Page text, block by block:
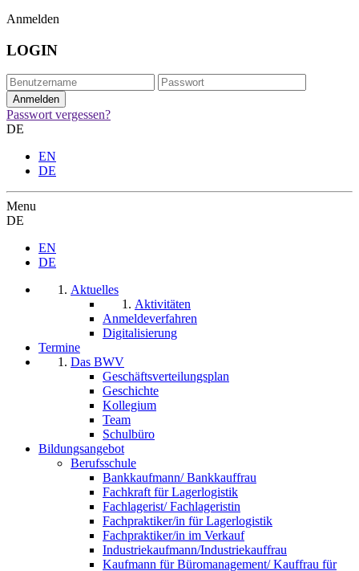
Anmelden
LOGIN
Passwort vergessen?
DE
EN
DE
Menu
DE
EN
DE
Aktuelles
Aktivitäten
Anmeldeverfahren
Digitalisierung
Termine
Das BWV
Geschäftsverteilungsplan
Geschichte
Kollegium
Team
Schulbüro
Bildungsangebot
Berufsschule
Bankkaufmann/ Bankkauffrau
Fachkraft für Lagerlogistik
Fachlagerist/ Fachlageristin
Fachpraktiker/in für Lagerlogistik
Fachpraktiker/in im Verkauf
Industriekaufmann/Industriekauffrau
Kaufmann für Büromanagement/ Kauffrau für